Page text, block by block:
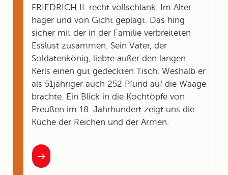
FRIEDRICH II. recht vollschlank. Im Alter
hager und von Gicht geplagt. Das hing
sicher mit der in der Familie verbreiteten
Esslust zusammen. Sein Vater, der
Soldatenkönig, liebte außer den langen
Kerls einen gut gedeckten Tisch. Weshalb er
als 51jähriger auch 252 Pfund auf die Waage
brachte. Ein Blick in die Kochtöpfe von
Preußen im 18. Jahrhundert zeigt uns die
Küche der Reichen und der Armen.